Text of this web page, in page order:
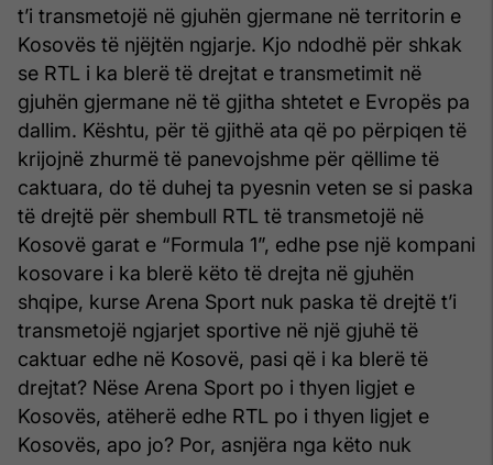
t’i transmetojë në gjuhën gjermane në territorin e
Kosovës të njëjtën ngjarje. Kjo ndodhë për shkak
se RTL i ka blerë të drejtat e transmetimit në
gjuhën gjermane në të gjitha shtetet e Evropës pa
dallim. Kështu, për të gjithë ata që po përpiqen të
krijojnë zhurmë të panevojshme për qëllime të
caktuara, do të duhej ta pyesnin veten se si paska
të drejtë për shembull RTL të transmetojë në
Kosovë garat e “Formula 1”, edhe pse një kompani
kosovare i ka blerë këto të drejta në gjuhën
shqipe, kurse Arena Sport nuk paska të drejtë t’i
transmetojë ngjarjet sportive në një gjuhë të
caktuar edhe në Kosovë, pasi që i ka blerë të
drejtat? Nëse Arena Sport po i thyen ligjet e
Kosovës, atëherë edhe RTL po i thyen ligjet e
Kosovës, apo jo? Por, asnjëra nga këto nuk